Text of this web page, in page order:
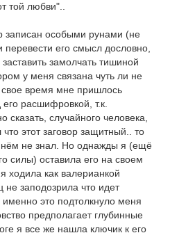
той любви"..
записан особыми рунами (не
перевести его смысл дословно,
замолчать тишиной
у меня связана чуть ли не
свое время мне пришлось
расшифровкой, т.к.
сказать, случайного человека,
этот заговор защитный.. то
нём не знал. Но однажды я (ещё
силы) оставила его на своем
ходила как валерианкой
не заподозрила что идет
именно это подтолкнуло меня
предполагает глубинные
я все же нашла ключик к его